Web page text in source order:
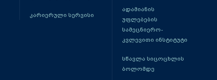
კარიერული სერვისი
ადამიანის
უფლებების
სამეცნიერო-
კვლევითი ინსტიტუტი
სწავლა სიცოცხლის
ბოლომდე